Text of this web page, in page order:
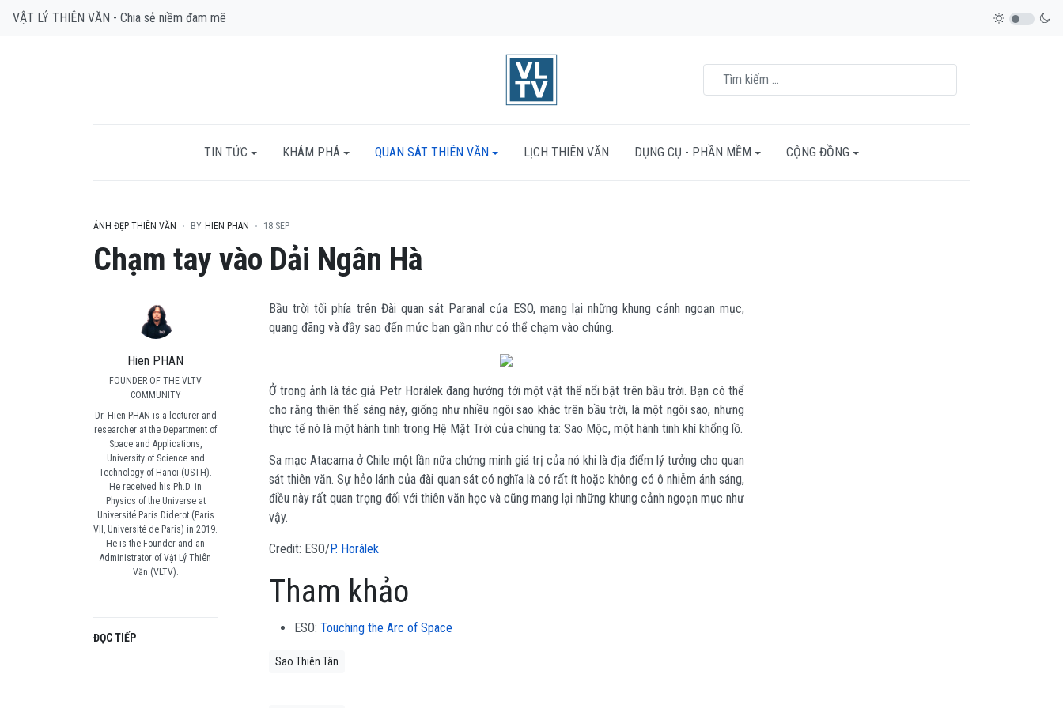
VẬT LÝ THIÊN VĂN - Chia sẻ niềm đam mê
TIN TỨC KHÁM PHÁ QUAN SÁT THIÊN VĂN LỊCH THIÊN VĂN DỤNG CỤ - PHẦN MỀM CỘNG ĐỒNG
ẢNH ĐẸP THIÊN VĂN BY HIEN PHAN 18.SEP
Chạm tay vào Dải Ngân Hà
Hien PHAN
FOUNDER OF THE VLTV
COMMUNITY
Dr. Hien PHAN is a lecturer and
researcher at the Department of
Space and Applications,
University of Science and
Technology of Hanoi (USTH).
He received his Ph.D. in
Physics of the Universe at
Université Paris Diderot (Paris
VII, Université de Paris) in 2019.
He is the Founder and an
Administrator of Vật Lý Thiên
Văn (VLTV).
ĐỌC TIẾP
Bầu trời tối phía trên Đài quan sát Paranal của ESO, mang lại những khung cảnh ngoạn mục,
quang đãng và đầy sao đến mức bạn gần như có thể chạm vào chúng.
Ở trong ảnh là tác giả Petr Horálek đang hướng tới một vật thể nổi bật trên bầu trời. Bạn có thể
cho rằng thiên thể sáng này, giống như nhiều ngôi sao khác trên bầu trời, là một ngôi sao, nhưng
thực tế nó là một hành tinh trong Hệ Mặt Trời của chúng ta: Sao Mộc, một hành tinh khí khổng lồ.
Sa mạc Atacama ở Chile một lần nữa chứng minh giá trị của nó khi là địa điểm lý tưởng cho quan
sát thiên văn. Sự hẻo lánh của đài quan sát có nghĩa là có rất ít hoặc không có ô nhiễm ánh sáng,
điều này rất quan trọng đối với thiên văn học và cũng mang lại những khung cảnh ngoạn mục như
vậy.
Credit: ESO/P. Horálek
Tham khảo
ESO: Touching the Arc of Space
Sao Thiên Tân